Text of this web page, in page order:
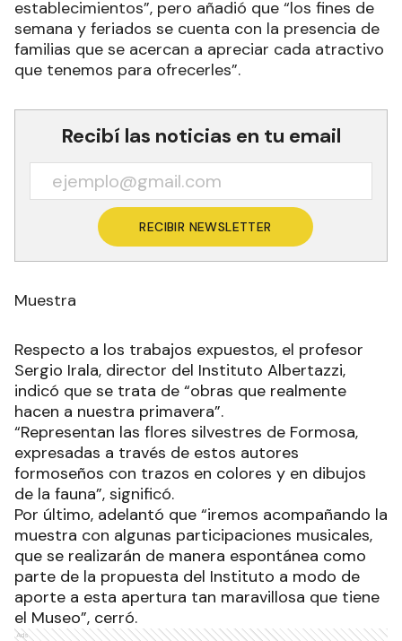
establecimientos”, pero añadió que “los fines de
semana y feriados se cuenta con la presencia de
familias que se acercan a apreciar cada atractivo
que tenemos para ofrecerles”.
Recibí las noticias en tu email
RECIBIR NEWSLETTER
Muestra
Respecto a los trabajos expuestos, el profesor
Sergio Irala, director del Instituto Albertazzi,
indicó que se trata de “obras que realmente
hacen a nuestra primavera”.
“Representan las flores silvestres de Formosa,
expresadas a través de estos autores
formoseños con trazos en colores y en dibujos
de la fauna”, significó.
Por último, adelantó que “iremos acompañando la
muestra con algunas participaciones musicales,
que se realizarán de manera espontánea como
parte de la propuesta del Instituto a modo de
aporte a esta apertura tan maravillosa que tiene
el Museo”, cerró.
Ads